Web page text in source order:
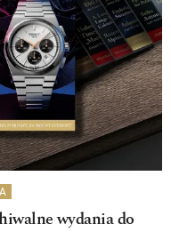
wydania do